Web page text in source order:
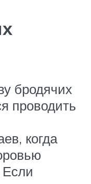
бродячих
проводить
когда